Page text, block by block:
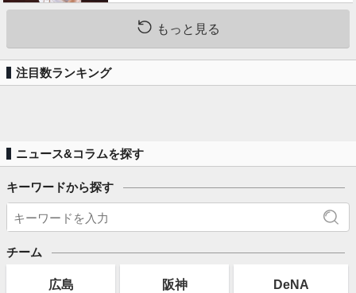
もっと見る
注目数ランキング
ニュース&コラムを探す
キーワードから探す
チーム
広島 阪神 DeNA